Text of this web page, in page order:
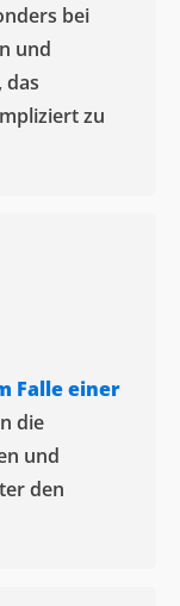
bei
und
das
zu
Falle einer
die
und
den